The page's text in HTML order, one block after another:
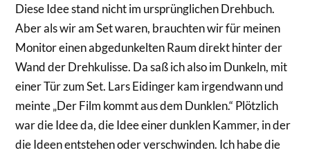
Diese Idee stand nicht im ursprünglichen Drehbuch.
Aber als wir am Set waren, brauchten wir für meinen
Monitor einen abgedunkelten Raum direkt hinter der
Wand der Drehkulisse. Da saß ich also im Dunkeln, mit
einer Tür zum Set. Lars Eidinger kam irgendwann und
meinte „Der Film kommt aus dem Dunklen.“ Plötzlich
war die Idee da, die Idee einer dunklen Kammer, in der
die Ideen entstehen oder verschwinden. Ich habe die